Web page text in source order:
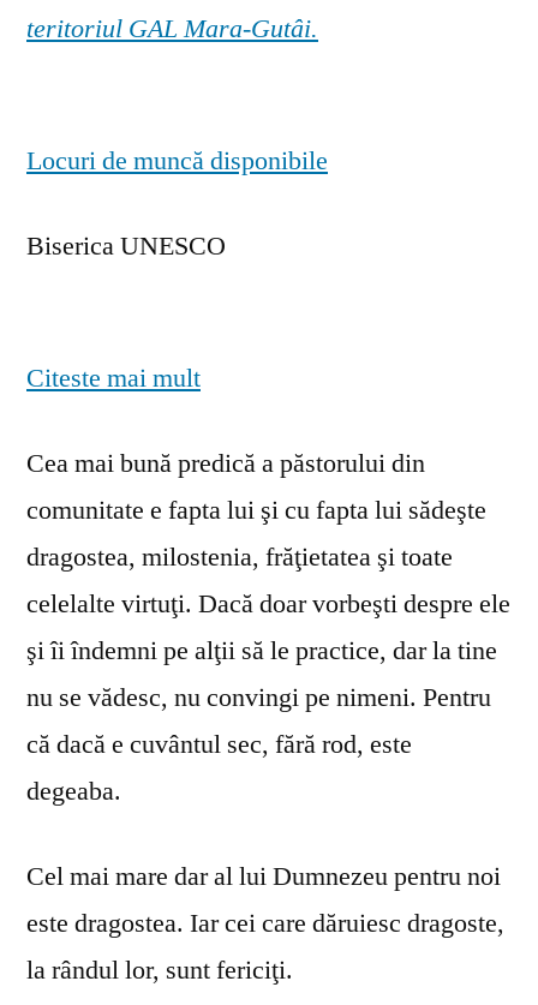
teritoriul GAL Mara-Gutâi.
Locuri de muncă disponibile
Biserica UNESCO
Citeste mai mult
Cea mai bună predică a păstorului din
comunitate e fapta lui şi cu fapta lui sădeşte
dragostea, milostenia, frăţietatea şi toate
celelalte virtuţi. Dacă doar vorbeşti despre ele
şi îi îndemni pe alţii să le practice, dar la tine
nu se vă­desc, nu convingi pe nimeni. Pentru
că dacă e cuvântul sec, fără rod, este
degeaba.
Cel mai mare dar al lui Dumnezeu pentru noi
este dragostea. Iar cei care dăruiesc dragoste,
la rândul lor, sunt fericiţi.